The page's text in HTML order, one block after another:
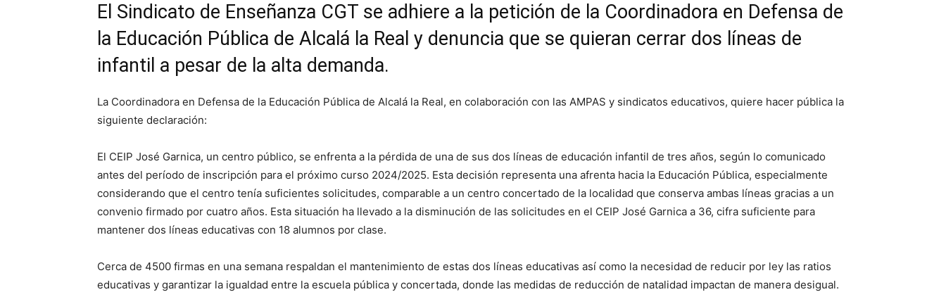
El Sindicato de Enseñanza CGT se adhiere a la petición de la Coordinadora en Defensa de
la Educación Pública de Alcalá la Real y denuncia que se quieran cerrar dos líneas de
infantil a pesar de la alta demanda.
La Coordinadora en Defensa de la Educación Pública de Alcalá la Real, en colaboración con las AMPAS y sindicatos educativos, quiere hacer pública la
siguiente declaración:
El CEIP José Garnica, un centro público, se enfrenta a la pérdida de una de sus dos líneas de educación infantil de tres años, según lo comunicado
antes del período de inscripción para el próximo curso 2024/2025. Esta decisión representa una afrenta hacia la Educación Pública, especialmente
considerando que el centro tenía suficientes solicitudes, comparable a un centro concertado de la localidad que conserva ambas líneas gracias a un
convenio firmado por cuatro años. Esta situación ha llevado a la disminución de las solicitudes en el CEIP José Garnica a 36, cifra suficiente para
mantener dos líneas educativas con 18 alumnos por clase.
Cerca de 4500 firmas en una semana respaldan el mantenimiento de estas dos líneas educativas así como la necesidad de reducir por ley las ratios
educativas y garantizar la igualdad entre la escuela pública y concertada, donde las medidas de reducción de natalidad impactan de manera desigual.